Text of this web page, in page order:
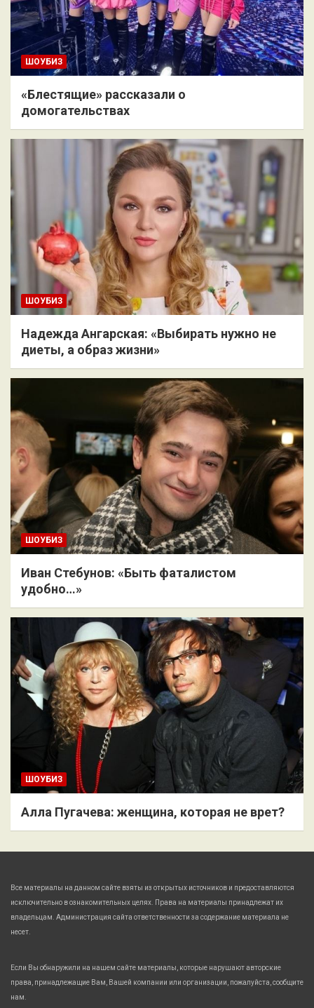
ШОУБИЗ
«Блестящие» рассказали о
домогательствах
ШОУБИЗ
Надежда Ангарская: «Выбирать нужно не
диеты, а образ жизни»
ШОУБИЗ
Иван Стебунов: «Быть фаталистом
удобно…»
ШОУБИЗ
Алла Пугачева: женщина, которая не врет?
Все материалы на данном сайте взяты из открытых источников и предоставляются
исключительно в ознакомительных целях. Права на материалы принадлежат их
владельцам. Администрация сайта ответственности за содержание материала не
несет.
Если Вы обнаружили на нашем сайте материалы, которые нарушают авторские
права, принадлежащие Вам, Вашей компании или организации, пожалуйста, сообщите
нам.